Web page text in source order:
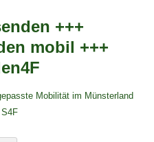
+++
mobil +++
Mobilität im Münsterland